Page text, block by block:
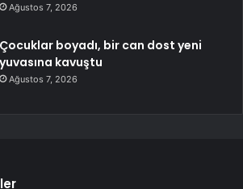
Ağustos 7, 2026
Çocuklar boyadı, bir can dost yeni
yuvasına kavuştu
Ağustos 7, 2026